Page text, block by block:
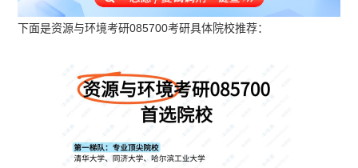
下面是资源与环境考研085700考研具体院校推荐：